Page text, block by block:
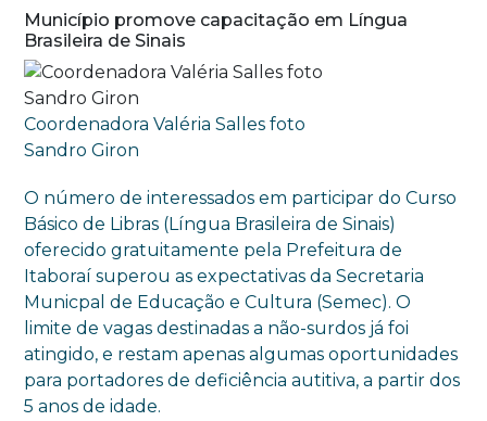
Município promove capacitação em Língua
Brasileira de Sinais
Coordenadora Valéria Salles foto
Sandro Giron
O número de interessados em participar do Curso
Básico de Libras (Língua Brasileira de Sinais)
oferecido gratuitamente pela Prefeitura de
Itaboraí superou as expectativas da Secretaria
Municpal de Educação e Cultura (Semec). O
limite de vagas destinadas a não-surdos já foi
atingido, e restam apenas algumas oportunidades
para portadores de deficiência autitiva, a partir dos
5 anos de idade.